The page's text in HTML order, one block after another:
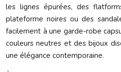
les lignes épurées, des
plateforme noires ou des
facilement à une garde-robe
couleurs neutres et des bijoux
une élégance contemporaine.